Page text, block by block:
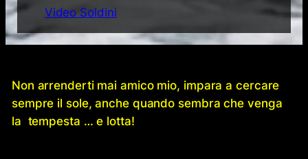
Video Soldini
Non arrenderti mai amico mio, impara a cercare
sempre il sole, anche quando sembra che venga
la tempesta … e lotta!